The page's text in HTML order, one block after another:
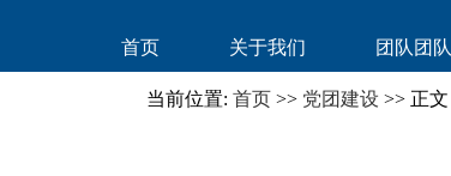
首页 关于我们 团队团队
当前位置: 首页 >> 党团建设 >> 正文